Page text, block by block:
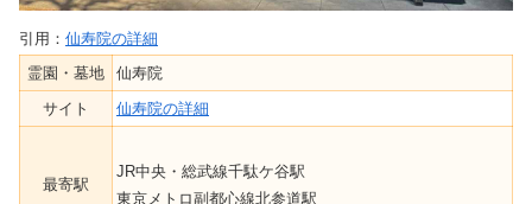
引用： 仙寿院の詳細
霊園・墓地
仙寿院
サイト
仙寿院の詳細
最寄駅
JR中央・総武線千駄ケ谷駅
東京メトロ副都心線北参道駅